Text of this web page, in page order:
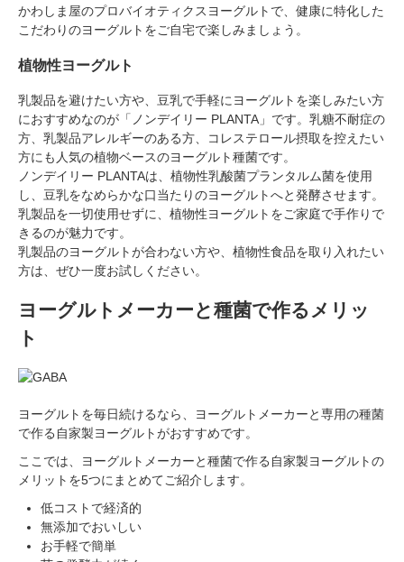
かわしま屋のプロバイオティクスヨーグルトで、健康に特化した
こだわりのヨーグルトをご自宅で楽しみましょう。
植物性ヨーグルト
乳製品を避けたい方や、豆乳で手軽にヨーグルトを楽しみたい方
におすすめなのが「ノンデイリー PLANTA」です。乳糖不耐症の
方、乳製品アレルギーのある方、コレステロール摂取を控えたい
方にも人気の植物ベースのヨーグルト種菌です。
ノンデイリー PLANTAは、植物性乳酸菌プランタルム菌を使用
し、豆乳をなめらかな口当たりのヨーグルトへと発酵させます。
乳製品を一切使用せずに、植物性ヨーグルトをご家庭で手作りで
きるのが魅力です。
乳製品のヨーグルトが合わない方や、植物性食品を取り入れたい
方は、ぜひ一度お試しください。
ヨーグルトメーカーと種菌で作るメリッ
ト
ヨーグルトを毎日続けるなら、ヨーグルトメーカーと専用の種菌
で作る自家製ヨーグルトがおすすめです。
ここでは、ヨーグルトメーカーと種菌で作る自家製ヨーグルトの
メリットを5つにまとめてご紹介します。
低コストで経済的
無添加でおいしい
お手軽で簡単
新規会員様限定
今すぐ使える
ご用意しました🎁
＼ ご登録の感謝を込めて ／
新規会員様限定特典クーポン
300